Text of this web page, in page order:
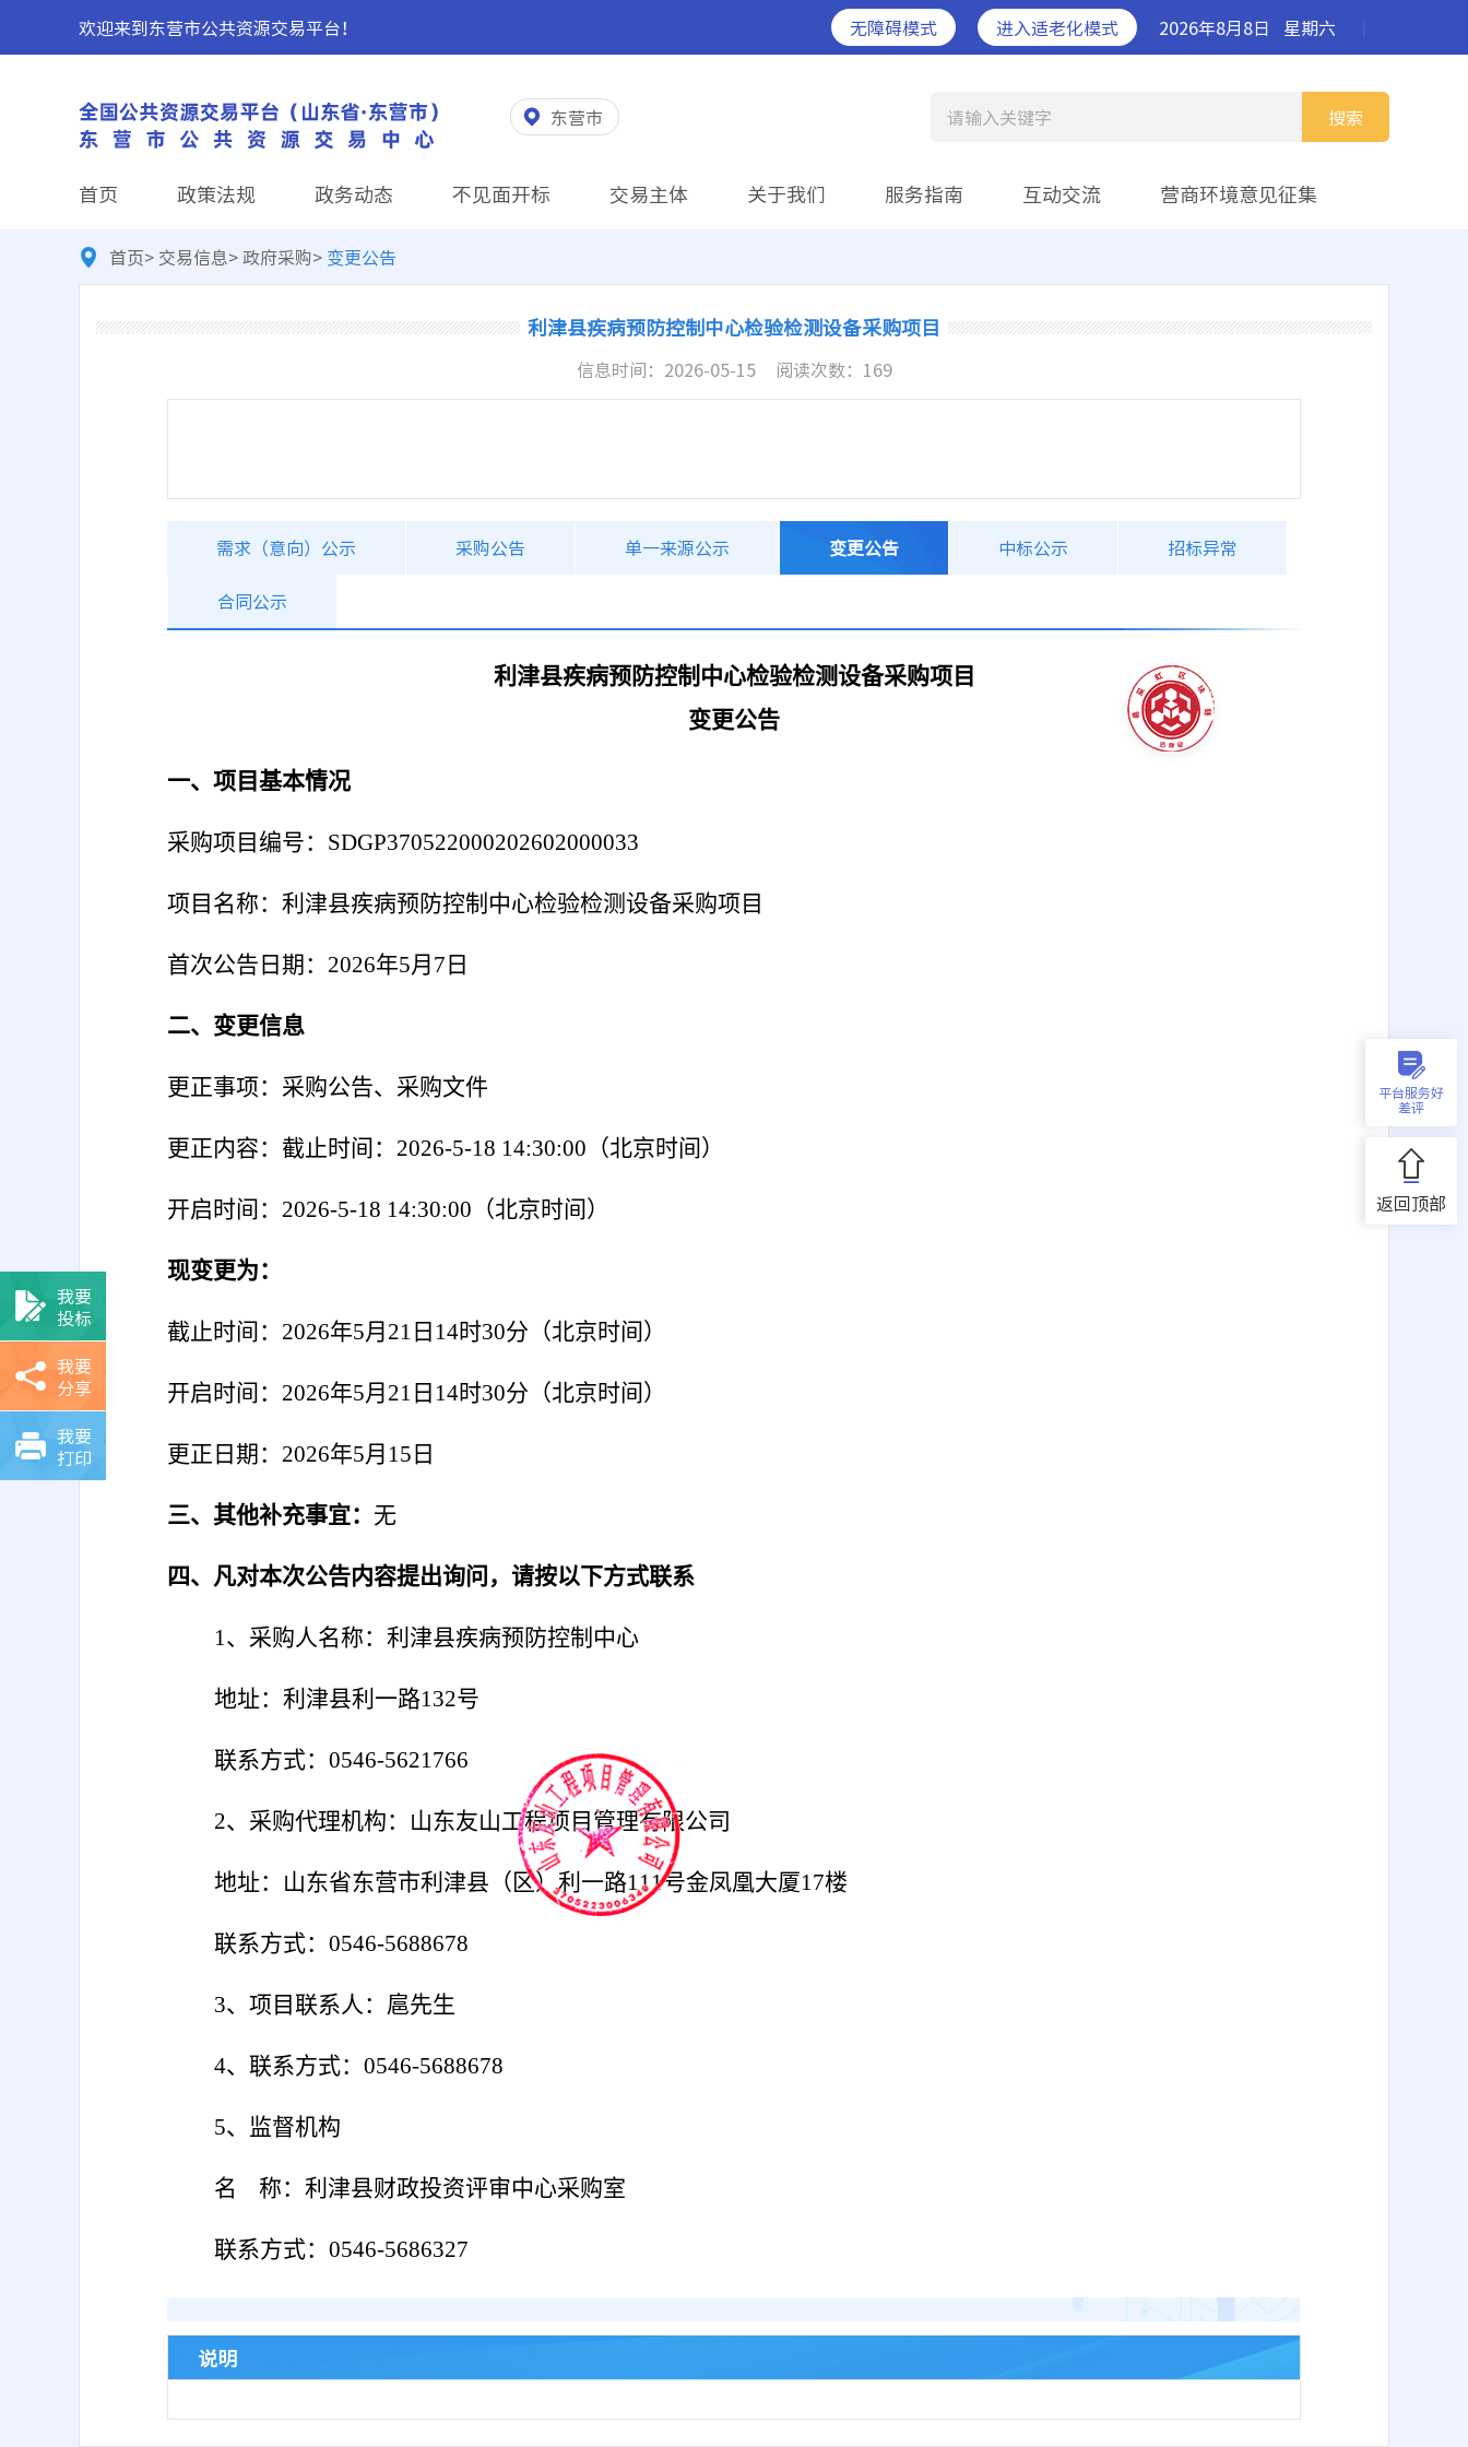
欢迎来到东营市公共资源交易平台！ 无障碍模式 进入适老化模式 2026年8月8日 星期六
东营市 搜索
请输入关键字
首页 政策法规 政务动态 不见面开标 交易主体 关于我们 服务指南 互动交流 营商环境意见征集
平台服务好
差评
返回顶部
首页> 交易信息>政府采购> 变更公告
利津县疾病预防控制中心检验检测设备采购项目
信息时间： 2026-05-15 阅读次数： 169
需求（意向）公示 采购公告 单一来源公示 变更公告 中标公示 招标异常
合同公示
利津县疾病预防控制中心检验检测设备采购项目
变更公告
一、项目基本情况
采购项目编号： SDGP370522000202602000033
项目名称：利津县疾病预防控制中心检验检测设备采购项目
首次公告日期： 2026年5月7日
二、变更信息
更正事项：采购公告、采购文件
更正内容：截止时间： 2026-5-18 14:30:00（北京时间）
开启时间： 2026-5-18 14:30:00（北京时间）
现变更为：
截止时间： 2026年5月21日14时30分（北京时间）
开启时间： 2026年5月21日14时30分（北京时间）
更正日期： 2026年5月15日
三、其他补充事宜： 无
四、凡对本次公告内容提出询问，请按以下方式联系
1、采购人名称： 利津县疾病预防控制中心
地址： 利津县利一路132号
联系方式： 0546-5621766
2、采购代理机构：山东友山工程项目管理有限公司
地址：山东省东营市利津县（区）利一路111号金凤凰大厦17楼
联系方式： 0546-5688678
3、项目联系人：扈先生
4、联系方式：0546-5688678
5、 监督机构
名 称：利津县财政投资评审中心采购室
联系方式： 0546-5686327
说明
我要
投标
我要
分享
我要
打印